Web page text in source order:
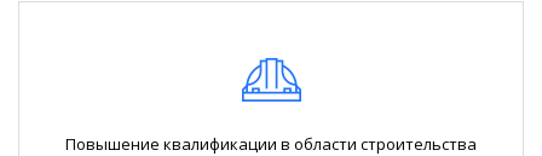
Повышение квалификации в области строительства